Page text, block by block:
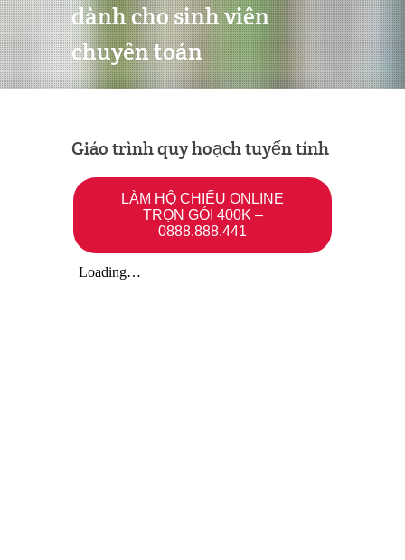
dành cho sinh viên
chuyên toán
Giáo trình quy hoạch tuyến tính
LÀM HỘ CHIẾU ONLINE
TRỌN GÓI 400K –
0888.888.441